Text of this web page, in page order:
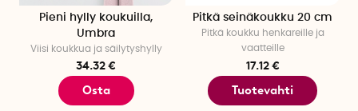
Pieni hylly koukuilla,
Umbra
Viisi koukkua ja säilytyshylly
34.32 €
Osta
Pitkä seinäkoukku 20 cm
Pitkä koukku henkareille ja
vaatteille
17.12 €
Tuotevahti